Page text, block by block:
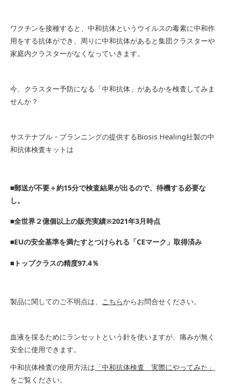
ワクチンを接種すると、中和抗体というウイルスの毒素に中和作
用をする抗体ができ、周りに中和抗体があると集団クラスターや
家庭内クラスターがなくなっていきます。
今、クラスター予防になる「中和抗体」があるかを検査してみま
せんか？
サステナブル・プランニングの提供するBiosis Healing社製の中
和抗体検査キットは
■郵送が不要＋約15分で検査結果が出るので、待機する必要な
し。
■全世界２億個以上の販売実績※2021年3月時点
■EUの安全基準を満たすとつけられる「CEマーク」取得済み
■トップクラスの精度97.4％
製品に関してのご不明点は、 こちらからお問合せください。
血液を採るためにランセットという針を使いますが、痛みが無く
安全に使用できます。
中和抗体検査の使用方法は 「中和抗体検査 実際にやってみた」
をご覧ください。